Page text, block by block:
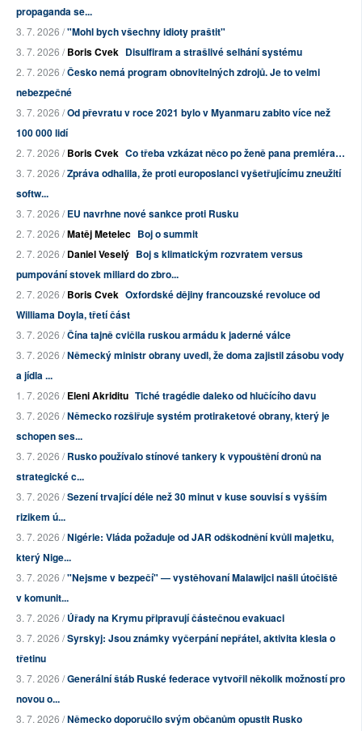
propaganda se...
3. 7. 2026 /"Mohl bych všechny idioty praštit"
3. 7. 2026 /Boris Cvek Disulfiram a strašlivé selhání systému
2. 7. 2026 /Česko nemá program obnovitelných zdrojů. Je to velmi
nebezpečné
3. 7. 2026 /Od převratu v roce 2021 bylo v Myanmaru zabito více než
100 000 lidí
2. 7. 2026 /Boris Cvek Co třeba vzkázat něco po ženě pana premiéra…
3. 7. 2026 /Zpráva odhalila, že proti europoslanci vyšetřujícímu zneužití
softw...
3. 7. 2026 /EU navrhne nové sankce proti Rusku
2. 7. 2026 /Matěj Metelec Boj o summit
2. 7. 2026 /Daniel Veselý Boj s klimatickým rozvratem versus
pumpování stovek miliard do zbro...
2. 7. 2026 /Boris Cvek Oxfordské dějiny francouzské revoluce od
Williama Doyla, třetí část
3. 7. 2026 /Čína tajně cvičila ruskou armádu k jaderné válce
3. 7. 2026 /Německý ministr obrany uvedl, že doma zajistil zásobu vody
a jídla ...
1. 7. 2026 /Eleni Akriditu Tiché tragédie daleko od hlučícího davu
3. 7. 2026 /Německo rozšiřuje systém protiraketové obrany, který je
schopen ses...
3. 7. 2026 /Rusko používalo stínové tankery k vypouštění dronů na
strategické c...
3. 7. 2026 /Sezení trvající déle než 30 minut v kuse souvisí s vyšším
rizikem ú...
3. 7. 2026 /Nigérie: Vláda požaduje od JAR odškodnění kvůli majetku,
který Nige...
3. 7. 2026 /"Nejsme v bezpečí" — vystěhovaní Malawijci našli útočiště
v komunit...
3. 7. 2026 /Úřady na Krymu připravují částečnou evakuaci
3. 7. 2026 /Syrskyj: Jsou známky vyčerpání nepřátel, aktivita klesla o
třetinu
3. 7. 2026 /Generální štáb Ruské federace vytvořil několik možností pro
novou o...
3. 7. 2026 /Německo doporučilo svým občanům opustit Rusko